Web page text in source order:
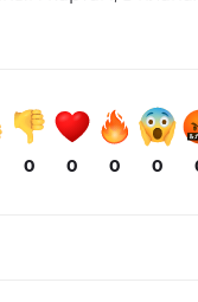
0 0 0 0